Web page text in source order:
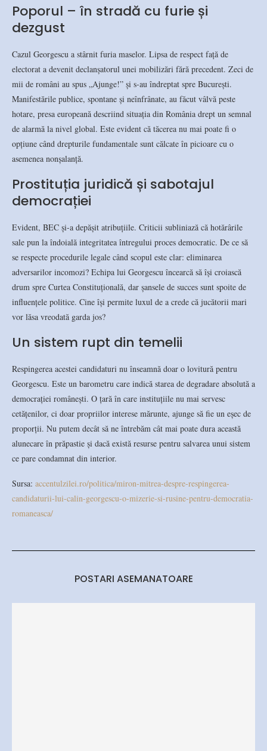
Poporul – în stradă cu furie și
dezgust
Cazul Georgescu a stârnit furia maselor. Lipsa de respect față de
electorat a devenit declanșatorul unei mobilizări fără precedent. Zeci de
mii de români au spus „Ajunge!” și s-au îndreptat spre București.
Manifestările publice, spontane și neînfrânate, au făcut vâlvă peste
hotare, presa europeană descriind situația din România drept un semnal
de alarmă la nivel global. Este evident că tăcerea nu mai poate fi o
opțiune când drepturile fundamentale sunt călcate în picioare cu o
asemenea nonșalanță.
Prostituția juridică și sabotajul
democrației
Evident, BEC și-a depășit atribuțiile. Criticii subliniază că hotărârile
sale pun la îndoială integritatea întregului proces democratic. De ce să
se respecte procedurile legale când scopul este clar: eliminarea
adversarilor incomozi? Echipa lui Georgescu încearcă să își croiască
drum spre Curtea Constituțională, dar șansele de succes sunt spoite de
influențele politice. Cine își permite luxul de a crede că jucătorii mari
vor lăsa vreodată garda jos?
Un sistem rupt din temelii
Respingerea acestei candidaturi nu înseamnă doar o lovitură pentru
Georgescu. Este un barometru care indică starea de degradare absolută a
democrației românești. O țară în care instituțiile nu mai servesc
cetățenilor, ci doar propriilor interese mărunte, ajunge să fie un eșec de
proporții. Nu putem decât să ne întrebăm cât mai poate dura această
alunecare în prăpastie și dacă există resurse pentru salvarea unui sistem
ce pare condamnat din interior.
Sursa: accentulzilei.ro/politica/miron-mitrea-despre-respingerea-
candidaturii-lui-calin-georgescu-o-mizerie-si-rusine-pentru-democratia-
romaneasca/
POSTARI ASEMANATOARE